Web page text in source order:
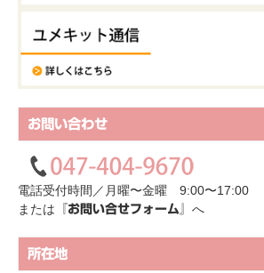
お問い合わせ
電話受付時間／月曜〜金曜 9:00〜17:00
または 『お問い合せフォーム』 へ
所在地